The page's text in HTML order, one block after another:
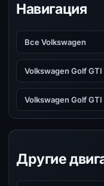
Навигация
Все Volkswagen
Volkswagen Golf GTI
Volkswagen Golf
Другие